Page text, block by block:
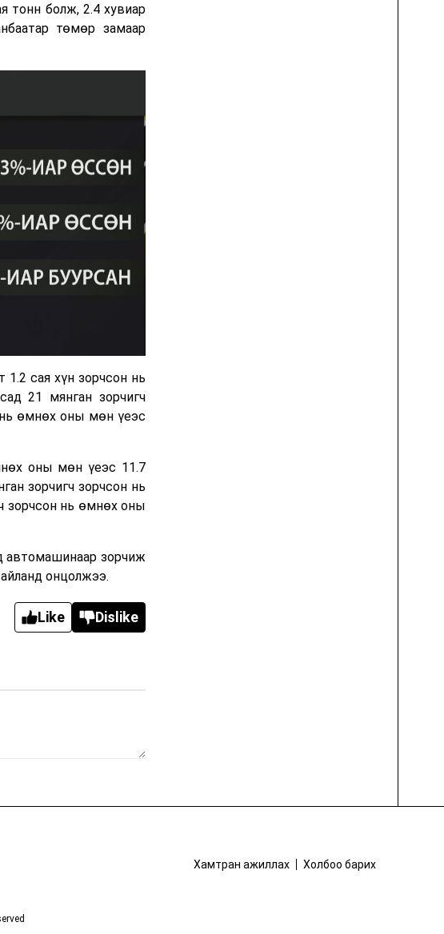
тонн болж, 2.4 хувиар
төмөр замаар
сая хүн зорчсон нь
21 мянган зорчигч
нь өмнөх оны мөн үеэс
оны мөн үеэс 11.7
зорчигч зорчсон нь
зорчсон нь өмнөх оны
автомашинаар зорчиж
онцолжээ.
Like Dislike
Хамтран ажиллах Холбоо барих